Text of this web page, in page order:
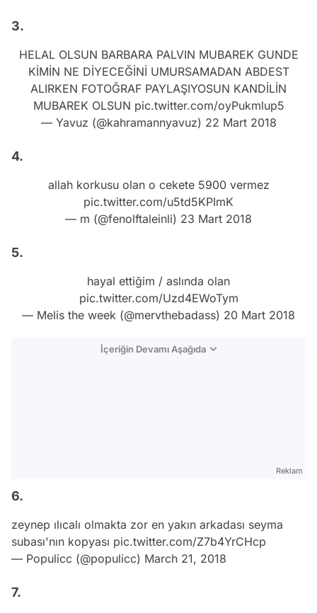
3.
HELAL OLSUN BARBARA PALVIN MUBAREK GUNDE
KİMİN NE DİYECEĞİNİ UMURSAMADAN ABDEST
ALIRKEN FOTOĞRAF PAYLAŞIYOSUN KANDİLİN
MUBAREK OLSUN pic.twitter.com/oyPukmlup5
— Yavuz (@kahramannyavuz) 22 Mart 2018
4.
allah korkusu olan o cekete 5900 vermez
pic.twitter.com/u5td5KPImK
— m (@fenolftaleinli) 23 Mart 2018
5.
hayal ettiğim / aslında olan
pic.twitter.com/Uzd4EWoTym
— Melis the week (@mervthebadass) 20 Mart 2018
İçeriğin Devamı Aşağıda
Reklam
6.
zeynep ılıcalı olmakta zor en yakın arkadası seyma
subası'nın kopyası pic.twitter.com/Z7b4YrCHcp
— Populicc (@populicc) March 21, 2018
7.